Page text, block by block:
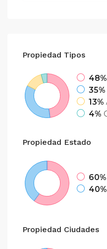
Propiedad Tipos
48%
35%
13%
4%
Propiedad Estado
60%
40%
Propiedad Ciudades